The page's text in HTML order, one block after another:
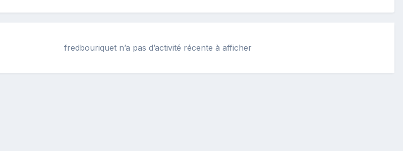
fredbouriquet n’a pas d’activité récente à afficher